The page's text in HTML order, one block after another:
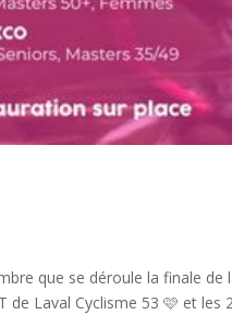
que se déroule la finale de
de Laval Cyclisme 53 🩷 et les